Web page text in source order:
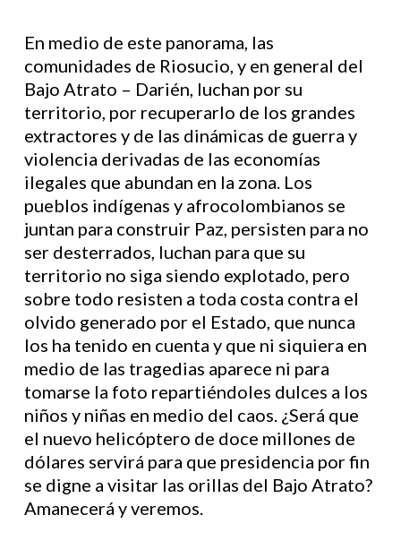
En medio de este panorama, las
comunidades de Riosucio, y en general del
Bajo Atrato – Darién, luchan por su
territorio, por recuperarlo de los grandes
extractores y de las dinámicas de guerra y
violencia derivadas de las economías
ilegales que abundan en la zona. Los
pueblos indígenas y afrocolombianos se
juntan para construir Paz, persisten para no
ser desterrados, luchan para que su
territorio no siga siendo explotado, pero
sobre todo resisten a toda costa contra el
olvido generado por el Estado, que nunca
los ha tenido en cuenta y que ni siquiera en
medio de las tragedias aparece ni para
tomarse la foto repartiéndoles dulces a los
niños y niñas en medio del caos. ¿Será que
el nuevo helicóptero de doce millones de
dólares servirá para que presidencia por fin
se digne a visitar las orillas del Bajo Atrato?
Amanecerá y veremos.